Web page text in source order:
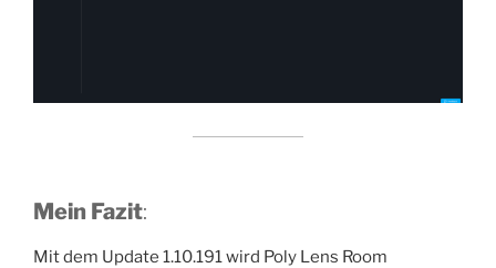
Mein Fazit:
Mit dem Update 1.10.191 wird Poly Lens Room